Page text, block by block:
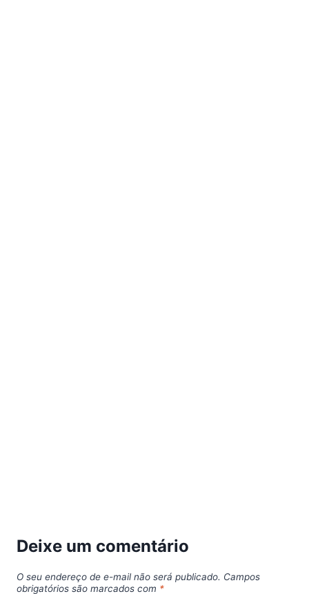
Deixe um comentário
O seu endereço de e-mail não será publicado. Campos
obrigatórios são marcados com *